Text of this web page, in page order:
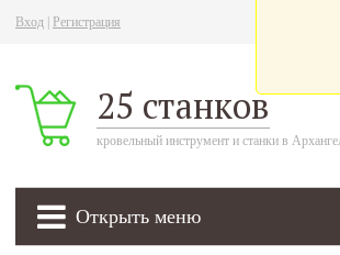
Вход Регистрация
25 станков
кровельный инструмент и станки в
Открыть меню